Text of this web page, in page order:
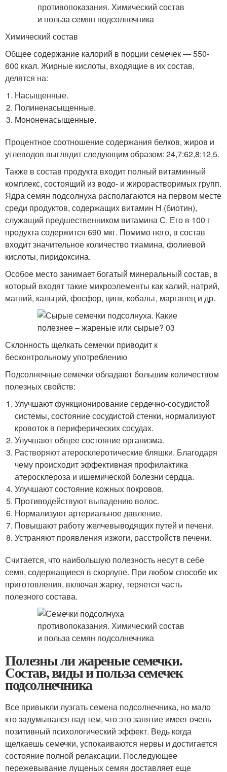
Химический состав
Общее содержание калорий в порции семечек — 550-
600 ккал. Жирные кислоты, входящие в их состав,
делятся на:
Насыщенные.
Полиненасыщенные.
Мононенасыщенные.
Процентное соотношение содержания белков, жиров и
углеводов выглядит следующим образом: 24,7:62,8:12,5.
Также в состав продукта входит полный витаминный
комплекс, состоящий из водо- и жирорастворимых групп.
Ядра семян подсолнуха располагаются на первом месте
среди продуктов, содержащих витамин Н (биотин),
служащий предшественником витамина С. Его в 100 г
продукта содержится 690 мкг. Помимо него, в состав
входит значительное количество тиамина, фолиевой
кислоты, пиридоксина.
Особое место занимает богатый минеральный состав, в
который входят такие микроэлементы как калий, натрий,
магний, кальций, фосфор, цинк, кобальт, марганец и др.
Склонность щелкать семечки приводит к
бесконтрольному употреблению
Подсолнечные семечки обладают большим количеством
полезных свойств:
Улучшают функционирование сердечно-сосудистой
системы, состояние сосудистой стенки, нормализуют
кровоток в периферических сосудах.
Улучшают общее состояние организма.
Растворяют атеросклеротические бляшки. Благодаря
чему происходит эффективная профилактика
атеросклероза и ишемической болезни сердца.
Улучшают состояние кожных покровов.
Противодействуют выпадению волос.
Нормализуют артериальное давление.
Повышают работу желчевыводящих путей и печени.
Устраняют проявления изжоги, расстройств печени.
Считается, что наибольшую полезность несут в себе
семя, содержащиеся в скорлупе. При любом способе их
приготовления, включая жарку, теряется часть
полезного состава.
Полезны ли жареные семечки.
Состав, виды и польза семечек
подсолнечника
Все привыкли лузгать семена подсолнечника, но мало
кто задумывался над тем, что это занятие имеет очень
позитивный психологический эффект. Ведь когда
щелкаешь семечки, успокаиваются нервы и достигается
состояние полной релаксации. Последующее
пережевывание лущеных семян доставляет еще